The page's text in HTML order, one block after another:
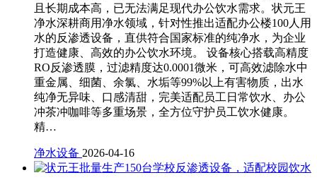
且长期成本高，已无法满足现代办公饮水需求。状元王
净水深耕商用净水领域，针对性推出适配办公楼100人用
水的反渗透设备，直供符合国家标准的纯净水，为企业
打造健康、高效的办公饮水环境。 设备核心搭载高精度
RO反渗透膜，过滤精度达0.0001微米，可高效滤除水中
重金属、细菌、余氯、水垢等99%以上有害物质，出水
纯净无异味、口感清甜，完美适配员工日常饮水、办公
冲茶冲咖啡等多重场景，全方位守护员工饮水健康。
精…
净水设备 2026-04-16